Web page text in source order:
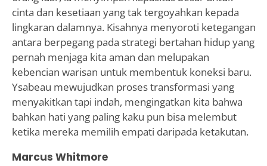
cinta dan kesetiaan yang tak tergoyahkan kepada
lingkaran dalamnya. Kisahnya menyoroti ketegangan
antara berpegang pada strategi bertahan hidup yang
pernah menjaga kita aman dan melupakan
kebencian warisan untuk membentuk koneksi baru.
Ysabeau mewujudkan proses transformasi yang
menyakitkan tapi indah, mengingatkan kita bahwa
bahkan hati yang paling kaku pun bisa melembut
ketika mereka memilih empati daripada ketakutan.
Marcus Whitmore